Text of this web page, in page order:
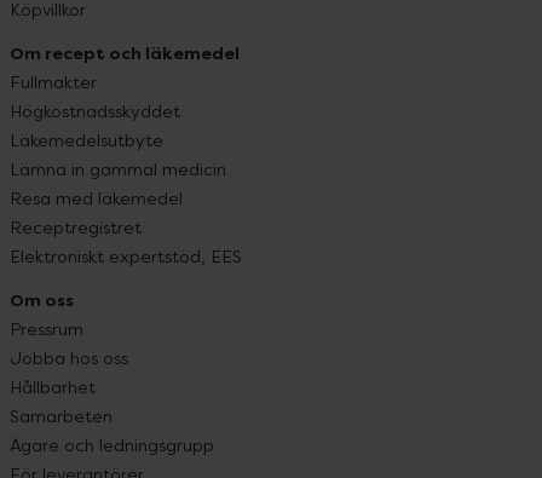
Köpvillkor
Om recept och läkemedel
Fullmakter
Högkostnadsskyddet
Läkemedelsutbyte
Lämna in gammal medicin
Resa med läkemedel
Receptregistret
Elektroniskt expertstöd, EES
Om oss
Pressrum
Jobba hos oss
Hållbarhet
Samarbeten
Ägare och ledningsgrupp
För leverantörer